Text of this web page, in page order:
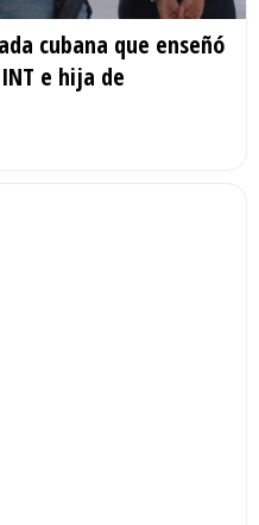
cubana que enseñó
e hija de